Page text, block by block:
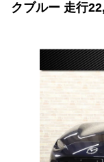
クブルー 走行